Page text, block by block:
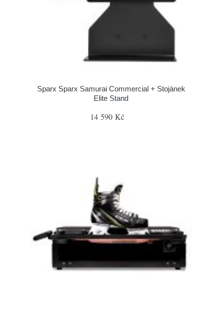
Sparx Sparx Samurai Commercial + Stojánek
Elite Stand
14 590 Kč